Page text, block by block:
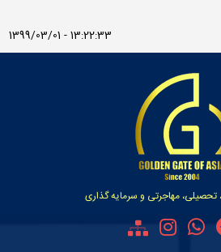
1399/03/01 - 13:22:33
تحصیلی، مهاجرتی و سرمایه گذاری